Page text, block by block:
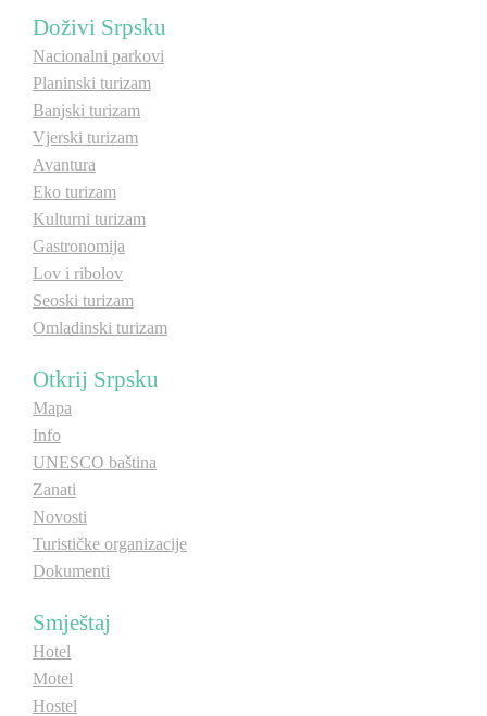
Omladinski turizam
Destinacije
Spisak destinacija
Mapa destinacija
Manifestacije
Smještaj
Foto
Video
E-Brochure
Doživi Srpsku
Nacionalni parkovi
Planinski turizam
Banjski turizam
Vjerski turizam
Avantura
Eko turizam
Kulturni turizam
Gastronomija
Lov i ribolov
Seoski turizam
Omladinski turizam
Otkrij Srpsku
Mapa
Info
UNESCO baština
Zanati
Novosti
Turističke organizacije
Dokumenti
Smještaj
Hotel
Motel
Hostel
Omladinski turizam
Destinacije
Spisak destinacija
Mapa destinacija
Manifestacije
Smještaj
Foto
Video
E-Brochure